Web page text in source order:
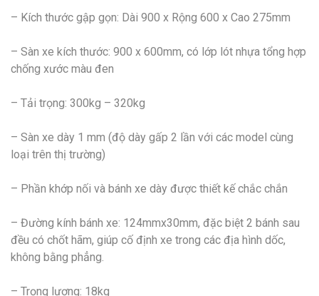
– Kích thước gập gọn: Dài 900 x Rộng 600 x Cao 275mm
– Sàn xe kích thước: 900 x 600mm, có lớp lót nhựa tổng hợp
chống xước màu đen
– Tải trọng: 300kg – 320kg
– Sàn xe dày 1 mm (độ dày gấp 2 lần với các model cùng
loại trên thị trường)
– Phần khớp nối và bánh xe dày được thiết kế chắc chắn
– Đường kính bánh xe: 124mmx30mm, đặc biệt 2 bánh sau
đều có chốt hãm, giúp cố định xe trong các địa hình dốc,
không bằng phẳng.
– Trọng lượng: 18kg